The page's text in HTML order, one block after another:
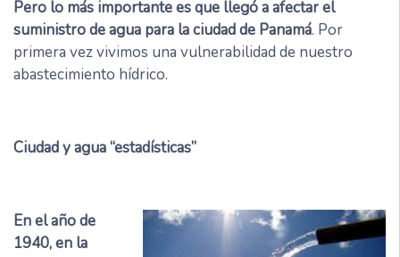
Pero lo más importante es que llegó a afectar el
suministro de agua para la ciudad de Panamá. Por
primera vez vivimos una vulnerabilidad de nuestro
abastecimiento hídrico.
Ciudad y agua “estadísticas”
En el año de
1940, en la